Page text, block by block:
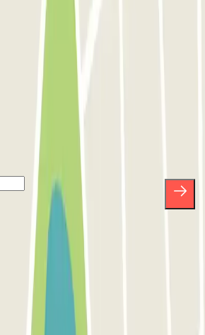
Newsletter e rimani
concorsi e tante
Informativa sulla Privacy per ricevere
da Parclick. Senza alcun impegno,
vuoi direttamente dalla stessa newsletter.